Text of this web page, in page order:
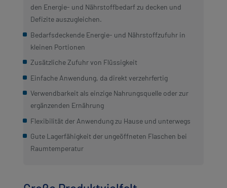
den Energie- und Nährstoffbedarf zu decken und
Defizite auszugleichen.
Bedarfsdeckende Energie- und Nährstoffzufuhr in
kleinen Portionen
Zusätzliche Zufuhr von Flüssigkeit
Einfache Anwendung, da direkt verzehrfertig
Verwendbarkeit als einzige Nahrungsquelle oder zur
ergänzenden Ernährung
Flexibilität der Anwendung zu Hause und unterwegs
Gute Lagerfähigkeit der ungeöffneten Flaschen bei
Raumtemperatur